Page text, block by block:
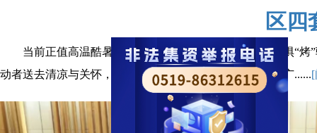
区四
当前正值高温酷暑天气，武进各行各业一线劳动者不惧“
动者送去清凉与关怀，并通过他们向全区奋战在高温下的广......[